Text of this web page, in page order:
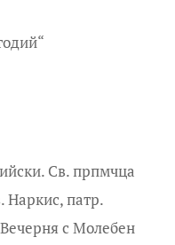
Св. прпмчца
Наркис, патр.
с Молебен